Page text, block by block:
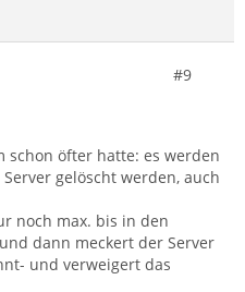
#9
schon öfter hatte: es werden
gelöscht werden, auch
noch max. bis in den
dann meckert der Server
und verweigert das